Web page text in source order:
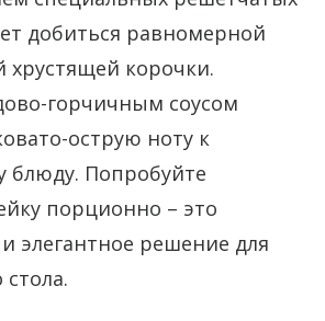
добиться равномерной
хрустящей корочки.
горчичным соусом
острую ноту к
блюду. Попробуйте
порционно – это
элегантное решение для